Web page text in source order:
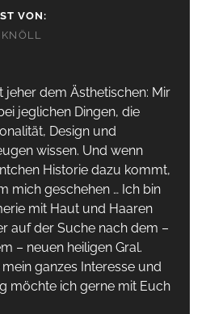
VON:
jeher dem Ästhetischen: Mir
jeglichen Dingen, die
Design und
wissen. Und wenn
Historie dazu kommt,
mich geschehen … Ich bin
mit Haut und Haaren
auf der Suche nach dem –
– neuen heiligen Gral.
ganzes Interesse und
möchte ich gerne mit Euch